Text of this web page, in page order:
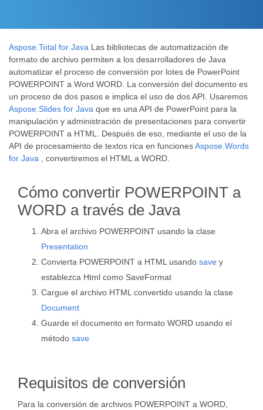
Aspose.Total for Java Las bibliotecas de automatización de
formato de archivo permiten a los desarrolladores de Java
automatizar el proceso de conversión por lotes de PowerPoint
POWERPOINT a Word WORD. La conversión del documento es
un proceso de dos pasos e implica el uso de dos API. Usaremos
Aspose.Slides for Java que es una API de PowerPoint para la
manipulación y administración de presentaciones para convertir
POWERPOINT a HTML. Después de eso, mediante el uso de la
API de procesamiento de textos rica en funcionesAspose.Words
for Java , convertiremos el HTML a WORD.
Cómo convertir POWERPOINT a
WORD a través de Java
Abra el archivo POWERPOINT usando la clase
Presentation
Convierta POWERPOINT a HTML usando save y
establezca Html como SaveFormat
Cargue el archivo HTML convertido usando la clase
Document
Guarde el documento en formato WORD usando el
método save
Requisitos de conversión
Para la conversión de archivos POWERPOINT a WORD,